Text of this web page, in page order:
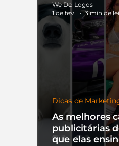
As melhores
publicitárias
que elas
Dicas de
We Do Logos
1 de fev.
3 min de